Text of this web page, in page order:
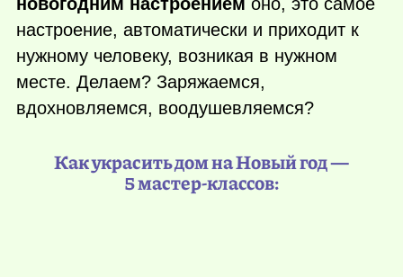
новогодним настроением оно, это самое
настроение, автоматически и приходит к
нужному человеку, возникая в нужном
месте. Делаем? Заряжаемся,
вдохновляемся, воодушевляемся?
Как украсить дом на Новый год —
5 мастер-классов: